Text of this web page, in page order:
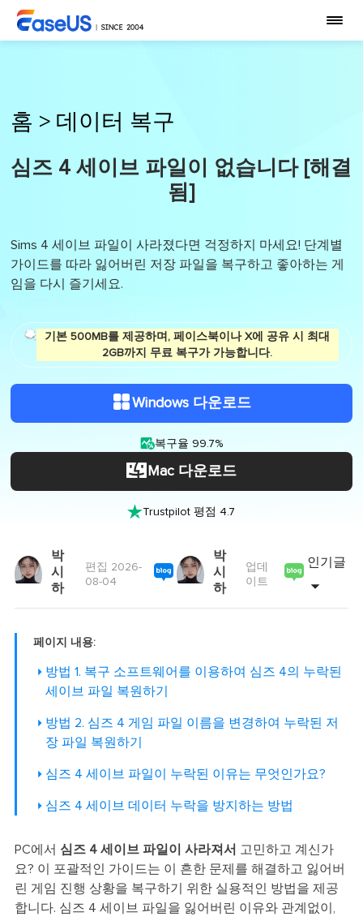
홈 > 데이터 복구
심즈 4 세이브 파일이 없습니다 [해결
됨]
Sims 4 세이브 파일이 사라졌다면 걱정하지 마세요! 단계별
가이드를 따라 잃어버린 저장 파일을 복구하고 좋아하는 게
임을 다시 즐기세요.
기본 500MB를 제공하며, 페이스북이나 X에 공유 시 최대
2GB까지 무료 복구가 가능합니다.
Windows 다운로드
복구율 99.7%
Mac 다운로드
Trustpilot 평점 4.7
박
시
하
편집 2026-
08-04
박
시
하
업데
이트
인기글
페이지 내용:
방법 1. 복구 소프트웨어를 이용하여 심즈 4의 누락된
세이브 파일 복원하기
방법 2. 심즈 4 게임 파일 이름을 변경하여 누락된 저
장 파일 복원하기
심즈 4 세이브 파일이 누락된 이유는 무엇인가요?
심즈 4 세이브 데이터 누락을 방지하는 방법
PC에서 심즈 4 세이브 파일이 사라져서 고민하고 계신가
요? 이 포괄적인 가이드는 이 흔한 문제를 해결하고 잃어버
린 게임 진행 상황을 복구하기 위한 실용적인 방법을 제공
합니다. 심즈 4 세이브 파일을 잃어버린 이유와 관계없이,